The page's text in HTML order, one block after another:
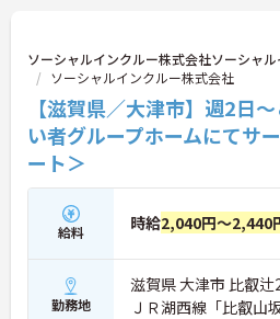
効率化など、ワークライフバランスを
年70歳まで長期的に活躍できる制度が
います。複数施設を経験することで培
メント視点は、将来的なエリアマネー
ャリアアップにも直結しており、最新
性を発揮したいプロフェッショナルの
す。
★おすすめPOINT★
・広域支援員として複数のホームを巡
ームのパートスタッフの教育やサポー
営や人材育成の視点を養うことで、
ネージャー候補としてのステップアッ
す。
ソーシャルインクルー株式会社ソーシャ
ソーシャルインクルー株式会社
【滋賀県／大津市】週2日
い者グループホームにてサ
ート＞
給料 時給2,040円～2,440
勤務地
滋賀県 大津市 比叡
ＪＲ湖西線「比叡山